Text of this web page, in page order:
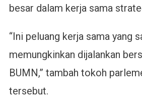
besar dalam kerja sama
“Ini peluang kerja sama yang
memungkinkan dijalankan
BUMN,” tambah tokoh
tersebut.